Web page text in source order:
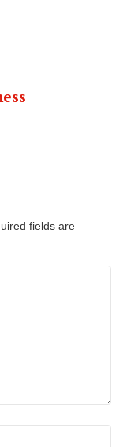
fields are